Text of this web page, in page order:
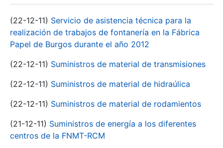
(22-12-11) Servicio de asistencia técnica para la
realización de trabajos de fontanería en la Fábrica
Papel de Burgos durante el año 2012
(22-12-11) Suministros de material de transmisiones
(22-12-11) Suministros de material de hidraúlica
(22-12-11) Suministros de material de rodamientos
(21-12-11) Suministros de energía a los diferentes
centros de la FNMT-RCM